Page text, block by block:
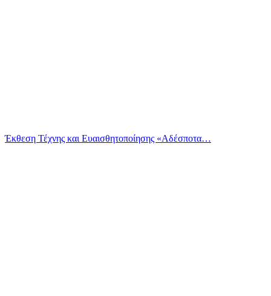
Έκθεση Τέχνης και Ευαισθητοποίησης «Αδέσποτα…